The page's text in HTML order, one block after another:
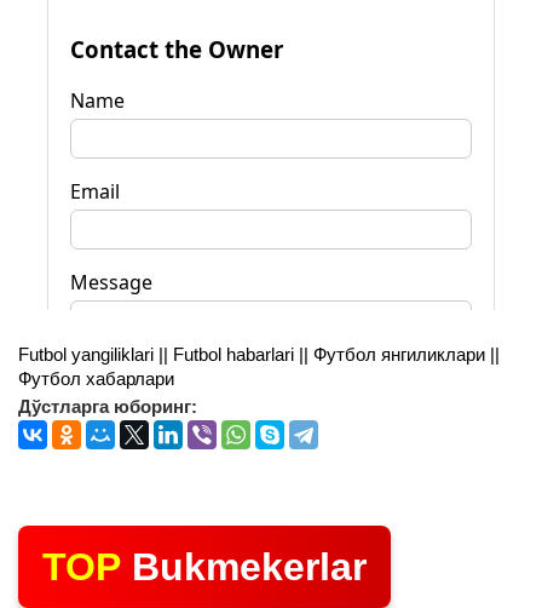
Futbol yangiliklari || Futbol habarlari || Футбол янгиликлари ||
Футбол хабарлари
Дўстларга юборинг:
TOP Bukmekerlar